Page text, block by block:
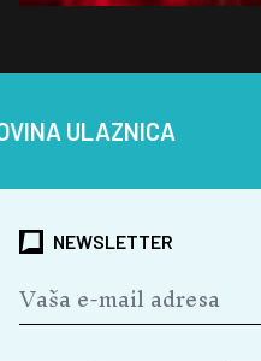
NEWSLETTER